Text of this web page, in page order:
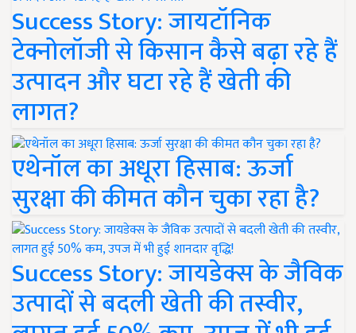
Success Story: जायटॉनिक
टेक्नोलॉजी से किसान कैसे बढ़ा रहे हैं
उत्पादन और घटा रहे हैं खेती की
लागत?
एथेनॉल का अधूरा हिसाब: ऊर्जा
सुरक्षा की कीमत कौन चुका रहा है?
Success Story: जायडेक्स के जैविक
उत्पादों से बदली खेती की तस्वीर,